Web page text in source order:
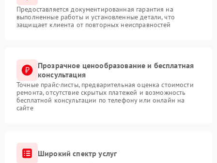
Предоставляется документированная гарантия на
выполненные работы и установленные детали, что
защищает клиента от повторных неисправностей
Прозрачное ценообразование и бесплатная
консультация
Точные прайс-листы, предварительная оценка стоимости
ремонта, отсутствие скрытых платежей и возможность
бесплатной консультации по телефону или онлайн на
сайте
Широкий спектр услуг